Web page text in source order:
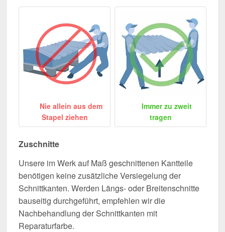
Nie allein aus dem
Stapel ziehen
Immer zu zweit
tragen
Zuschnitte
Unsere im Werk auf Maß geschnittenen Kantteile
benötigen keine zusätzliche Versiegelung der
Schnittkanten. Werden Längs- oder Breitenschnitte
bauseitig durchgeführt, empfehlen wir die
Nachbehandlung der Schnittkanten mit
Reparaturfarbe.